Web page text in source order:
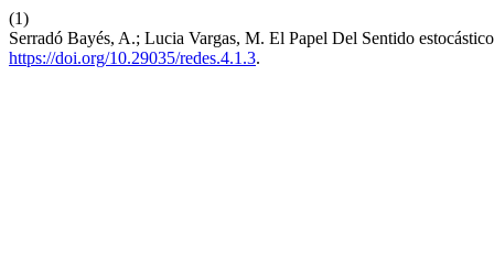
(1)
Serradó Bayés, A.; Lucia Vargas, M. El Papel Del Sentido
https://doi.org/10.29035/redes.4.1.3.